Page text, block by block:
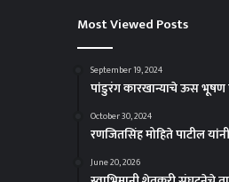
Most Viewed Posts
September 19, 2024
पांडुरंग कारखान्याचे ऊस भूषण
October 30, 2024
रणजितसिंह मोहिते पाटील
June 20, 2026